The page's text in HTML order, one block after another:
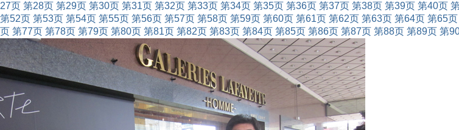
27页 第28页 第29页 第30页 第31页 第32页 第33页 第34页 第35页 第36页 第37页 第38页 第39页 第40页
第52页 第53页 第54页 第55页 第56页 第57页 第58页 第59页 第60页 第61页 第62页 第63页 第64页 第65页
页 第77页 第78页 第79页 第80页 第81页 第82页 第83页 第84页 第85页 第86页 第87页 第88页 第89页 第